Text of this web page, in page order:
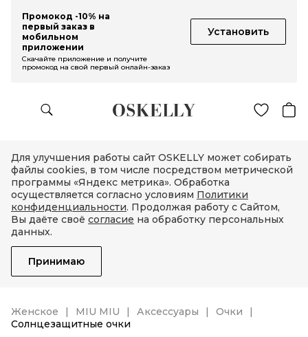
Промокод -10% на
первый заказ в
мобильном
приложении
Установить
Скачайте приложение и получите
промокод на свой первый онлайн-заказ
Для улучшения работы сайт OSKELLY может собирать
файлы cookies, в том числе посредством метрической
программы «Яндекс метрика». Обработка
осуществляется согласно условиям Политики
конфиденциальности. Продолжая работу с Сайтом,
Вы даёте своё согласие на обработку персональных
данных.
Принимаю
Женское MIU MIU Аксессуары
Очки
Солнцезащитные очки